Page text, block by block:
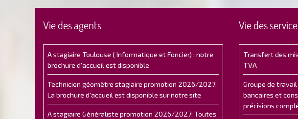
Vie des agents
A stagiaire Toulouse ( Informatique et Foncier) : notre
brochure d'accueil est disponible
Technicien géomètre stagiaire promotion 2026/2027:
La brochure d'accueil est disponible sur notre site
A stagiaire Généraliste promotion 2026/2027: Toutes
Vie des
Transfert des
TVA
Groupe de
bancaires et
précisions